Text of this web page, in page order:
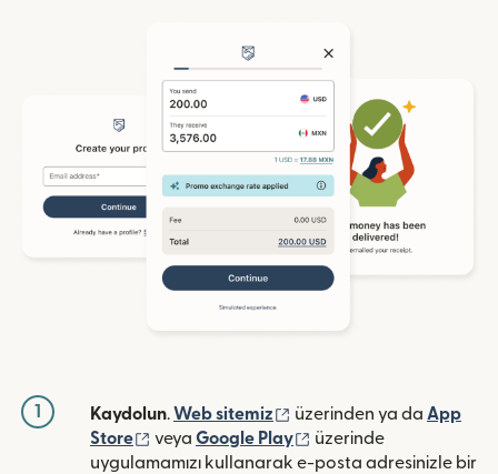
1 Kaydolun.Web sitemiz (yeni pencerede açılır)
üzerinden ya da App
Store
(yeni pencerede açılır)
veya Google Play (yeni pencerede açılır)
üzerinde
uygulamamızı kullanarak e-posta adresinizle bir